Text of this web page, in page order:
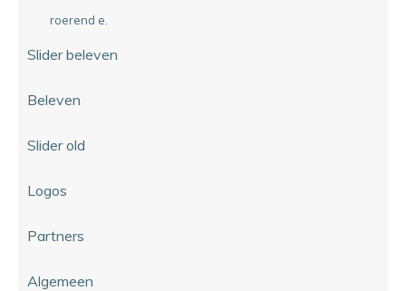
roerend e.
Slider beleven
Beleven
Slider old
Logos
Partners
Algemeen